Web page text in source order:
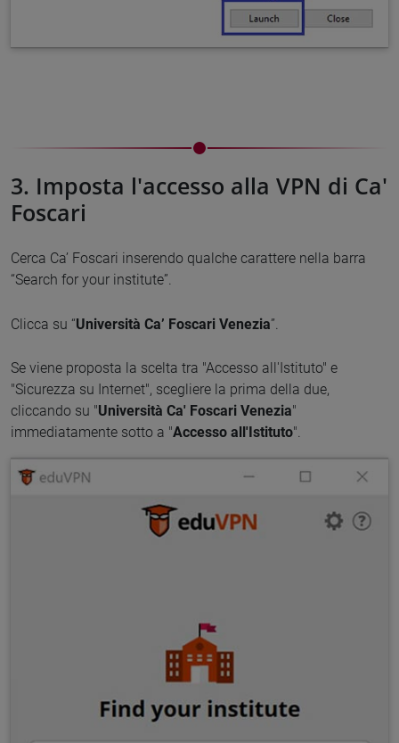
3. Imposta l'accesso alla VPN di Ca'
Foscari
Cerca Ca’ Foscari inserendo qualche carattere nella barra
“Search for your institute”.
Clicca su “Università Ca’ Foscari Venezia”.
Se viene proposta la scelta tra "Accesso all'Istituto" e
"Sicurezza su Internet", scegliere la prima della due,
cliccando su "Università Ca' Foscari Venezia"
immediatamente sotto a "Accesso all'Istituto".